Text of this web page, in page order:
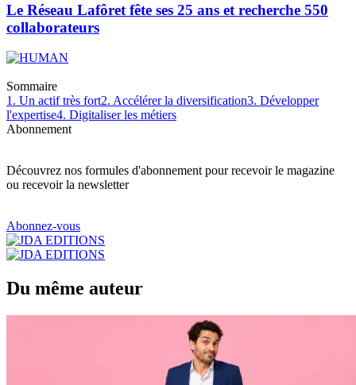
Le Réseau Lafôret fête ses 25 ans et recherche 550
collaborateurs
Sommaire
1. Un actif très fort2. Accélérer la diversification3. Développer
l'expertise4. Digitaliser les métiers
Abonnement
Découvrez nos formules d'abonnement pour recevoir le magazine
ou recevoir la newsletter
Abonnez-vous
Du même auteur